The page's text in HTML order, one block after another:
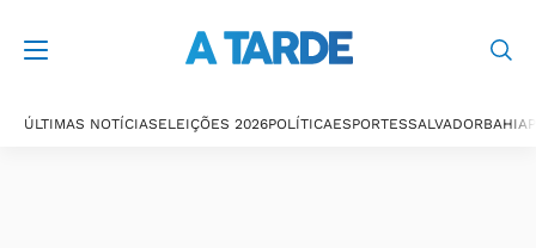
ÚLTIMAS NOTÍCIASELEIÇÕES 2026POLÍTICAESPORTESSALVADORBAHIA